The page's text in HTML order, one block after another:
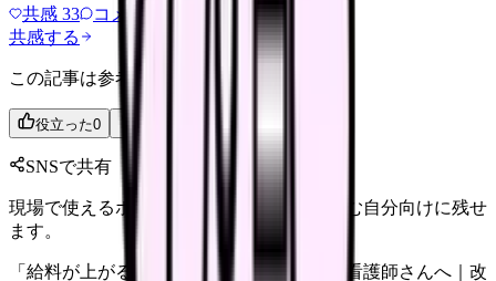
共感 33 コメント
共感する
この記事は参考になりましたか？
役立った0
SNSで共有
現場で使えるポイントを、同僚やあとで読む自分向けに残せ
ます。
「給料が上がる」と聞いたのに実感がない看護師さんへ｜改